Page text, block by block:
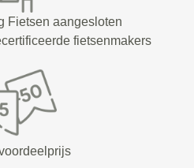
Fietsen aangesloten
fietsenmakers